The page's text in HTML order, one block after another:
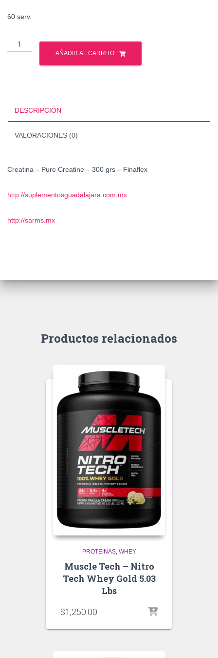
60 serv.
Creatina
-
grs
cantidad
AÑADIR AL CARRITO
DESCRIPCIÓN
VALORACIONES (0)
Creatina – Pure Creatine – 300 grs – Finaflex
http://suplementosguadalajara.com.mx
http://sarms.mx
Productos relacionados
PROTEINAS WHEY
Muscle Tech – Nitro
Tech Whey Gold 5.03
Lbs
$1,250.00